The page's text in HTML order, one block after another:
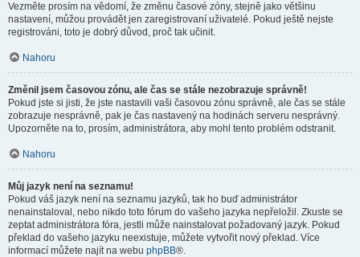
Vezměte prosím na vědomí, že změnu časové zóny, stejně jako většinu
nastavení, můžou provádět jen zaregistrovaní uživatelé. Pokud ještě nejste
registrováni, toto je dobrý důvod, proč tak učinit.
Nahoru
Změnil jsem časovou zónu, ale čas se stále nezobrazuje správně!
Pokud jste si jisti, že jste nastavili vaši časovou zónu správně, ale čas se stále
zobrazuje nesprávně, pak je čas nastavený na hodinách serveru nesprávný.
Upozorněte na to, prosím, administrátora, aby mohl tento problém odstranit.
Nahoru
Můj jazyk není na seznamu!
Pokud váš jazyk není na seznamu jazyků, tak ho buď administrátor
nenainstaloval, nebo nikdo toto fórum do vašeho jazyka nepřeložil. Zkuste se
zeptat administrátora fóra, jestli může nainstalovat požadovaný jazyk. Pokud
překlad do vašeho jazyku neexistuje, můžete vytvořit nový překlad. Více
informací můžete najít na webu phpBB®.